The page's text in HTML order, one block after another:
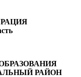
РАЙОН